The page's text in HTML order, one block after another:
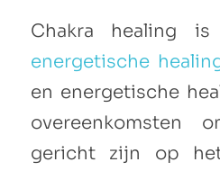
Chakra healing
energetische
en energetische
overeenkomsten
gericht zijn op